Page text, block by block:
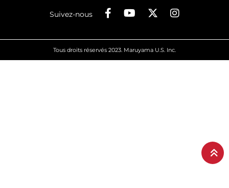
Suivez-nous
Tous droits réservés 2023. Maruyama U.S. Inc.